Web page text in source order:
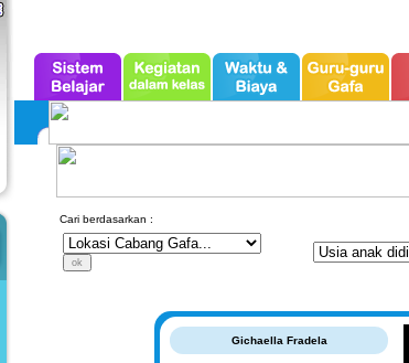
Cari berdasarkan :
Gichaella Fradela